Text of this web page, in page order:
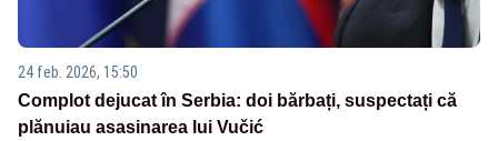
24 feb. 2026, 15:50
Complot dejucat în Serbia: doi bărbați, suspectați că
plănuiau asasinarea lui Vučić